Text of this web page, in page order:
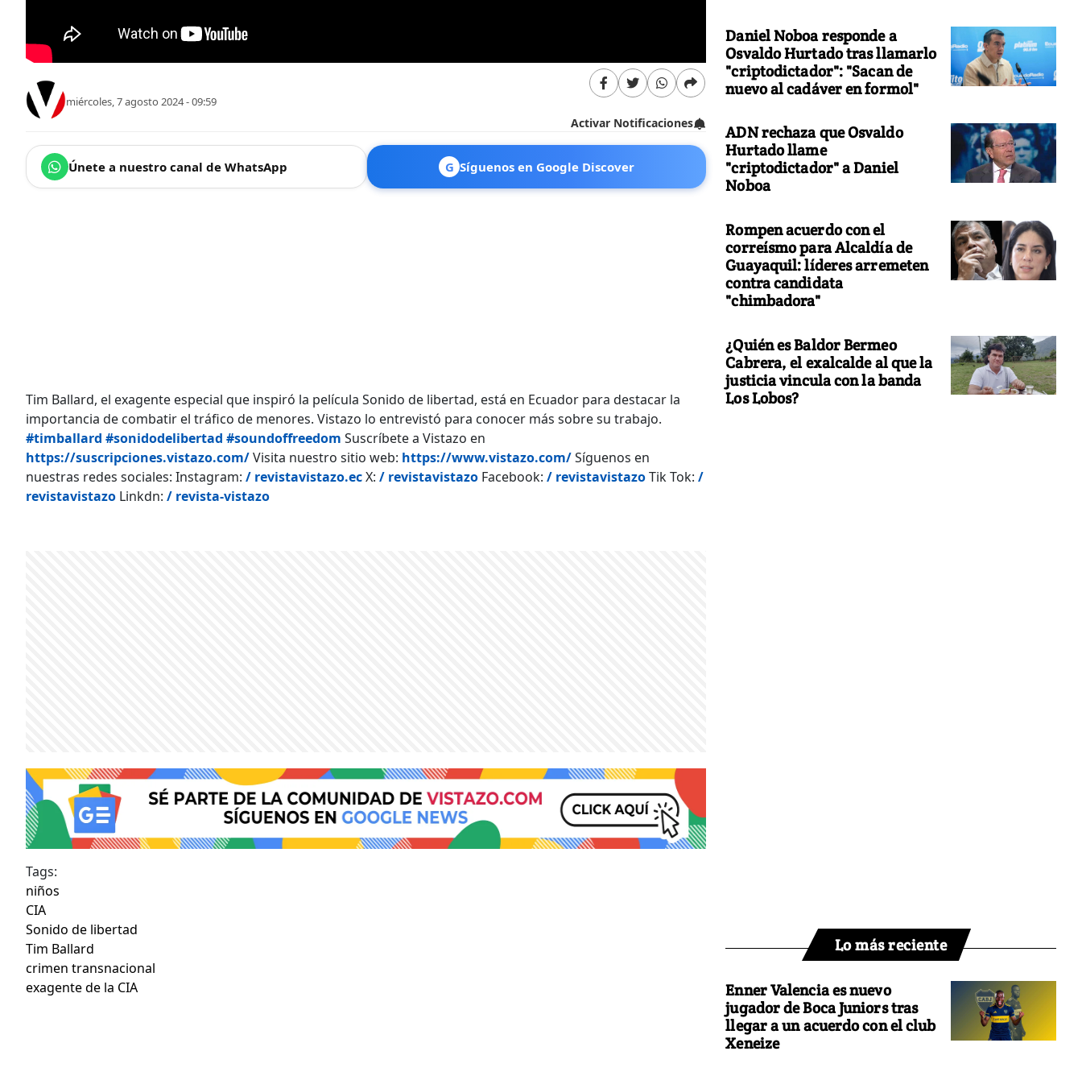
miércoles, 7 agosto 2024 - 09:59
Activar Notificaciones
Únete a nuestro canal de WhatsApp G Síguenos en Google Discover
Tim Ballard, el exagente especial que inspiró la película Sonido de libertad, está en Ecuador para destacar la
importancia de combatir el tráfico de menores. Vistazo lo entrevistó para conocer más sobre su trabajo.
#timballard #sonidodelibertad #soundoffreedom Suscríbete a Vistazo en
https://suscripciones.vistazo.com/Visita nuestro sitio web: https://www.vistazo.com/Síguenos en
nuestras redes sociales: Instagram: / revistavistazo.ecX: / revistavistazo Facebook: / revistavistazoTik Tok: /
revistavistazo Linkdn: / revista-vistazo
Tags:
niños
CIA
Sonido de libertad
Tim Ballard
crimen transnacional
exagente de la CIA
Daniel Noboa responde a
Osvaldo Hurtado tras llamarlo
"criptodictador": "Sacan de
nuevo al cadáver en formol"
ADN rechaza que Osvaldo
Hurtado llame
"criptodictador" a Daniel
Noboa
Rompen acuerdo con el
correísmo para Alcaldía de
Guayaquil: líderes arremeten
contra candidata
"chimbadora"
¿Quién es Baldor Bermeo
Cabrera, el exalcalde al que la
justicia vincula con la banda
Los Lobos?
Lo más reciente
Enner Valencia es nuevo
jugador de Boca Juniors tras
llegar a un acuerdo con el club
Xeneize